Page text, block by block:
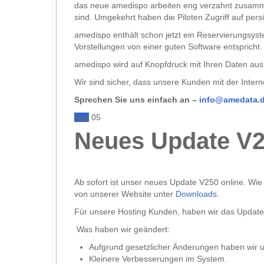
das neue amedispo arbeiten eng verzahnt
sind. Umgekehrt haben die Piloten Zugriff auf
amedispo enthält schon jetzt ein
Vorstellungen von einer guten Software entspricht.
amedispo wird auf Knopfdruck mit Ihren Daten
Wir sind sicher, dass unsere Kunden mit der
Sprechen Sie uns einfach an –
Aug 05
Neues Update
Ab sofort ist unser neues Update V250 online.
von unserer Website unter Downloads
Für unsere Hosting Kunden, haben wir das
Was haben wir geändert:
Aufgrund gesetzlicher Änderungen haben wir
Kleinere Verbesserungen im System.